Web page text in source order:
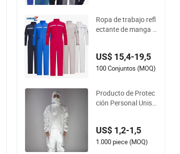
Ropa de trabajo refl
ectante de manga l
D, de color personali
zado, de poliéster y
para plantas farma
céuticas
US$ 15,4-19,5
100 Conjuntos (MOQ)
Producto de Protec
ción Personal Unise
ectores Traje Cubier
ta
US$ 1,2-1,5
1.000 piece (MOQ)